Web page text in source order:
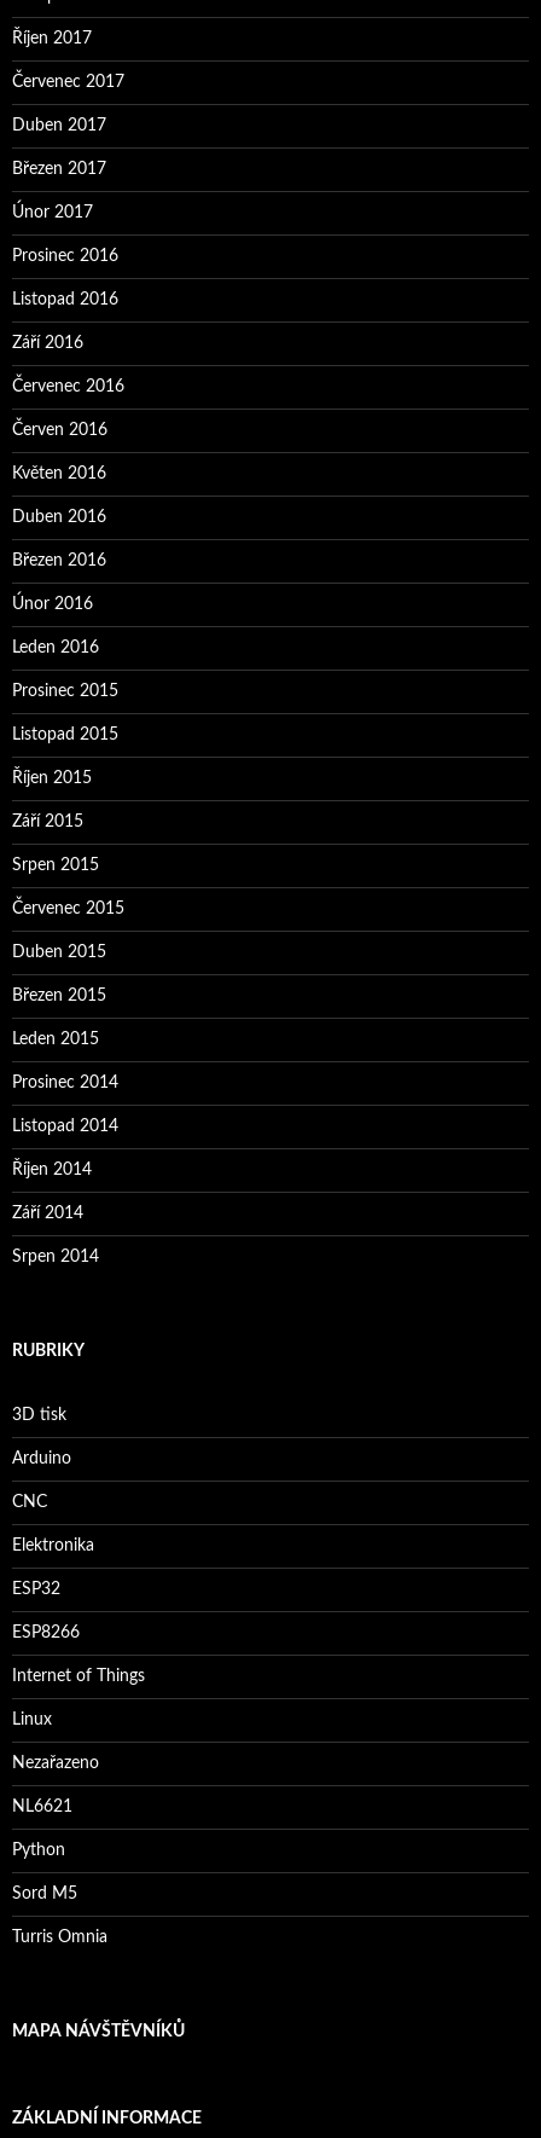
Říjen 2017
Červenec 2017
Duben 2017
Březen 2017
Únor 2017
Prosinec 2016
Listopad 2016
Září 2016
Červenec 2016
Červen 2016
Květen 2016
Duben 2016
Březen 2016
Únor 2016
Leden 2016
Prosinec 2015
Listopad 2015
Říjen 2015
Září 2015
Srpen 2015
Červenec 2015
Duben 2015
Březen 2015
Leden 2015
Prosinec 2014
Listopad 2014
Říjen 2014
Září 2014
Srpen 2014
RUBRIKY
3D tisk
Arduino
CNC
Elektronika
ESP32
ESP8266
Internet of Things
Linux
Nezařazeno
NL6621
Python
Sord M5
Turris Omnia
MAPA NÁVŠTĚVNÍKŮ
ZÁKLADNÍ INFORMACE